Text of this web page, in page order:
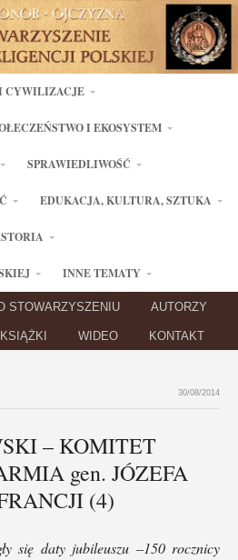
CYWILIZACJE
I EKOSYSTEM
SPRAWIEDLIWOŚĆ
EDUKACJA, KULTURA, SZTUKA
INNE TEMATY
STOWARZYSZENIU AUTORZY
KSIĄŻKI WIDEO KONTAKT
30/08/2014
– KOMITET
gen. JÓZEFA
(4)
daty jubileuszu –150 rocznicy